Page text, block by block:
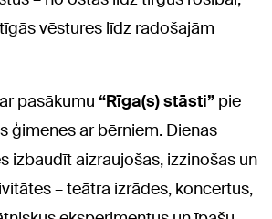
vēstures līdz radošajām
pasākumu “Rīga(s) stāsti” pie
ģimenes ar bērniem. Dienas
izbaudīt aizraujošas, izzinošas un
– teātra izrādes, koncertus,